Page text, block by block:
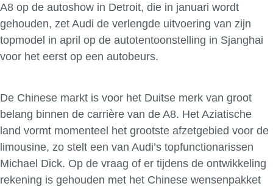
A8 op de autoshow in Detroit, die in januari wordt
gehouden, zet Audi de verlengde uitvoering van zijn
topmodel in april op de autotentoonstelling in Sjanghai
voor het eerst op een autobeurs.
De Chinese markt is voor het Duitse merk van groot
belang binnen de carrière van de A8. Het Aziatische
land vormt momenteel het grootste afzetgebied voor de
limousine, zo stelt een van Audi’s topfunctionarissen
Michael Dick. Op de vraag of er tijdens de ontwikkeling
rekening is gehouden met het Chinese wensenpakket